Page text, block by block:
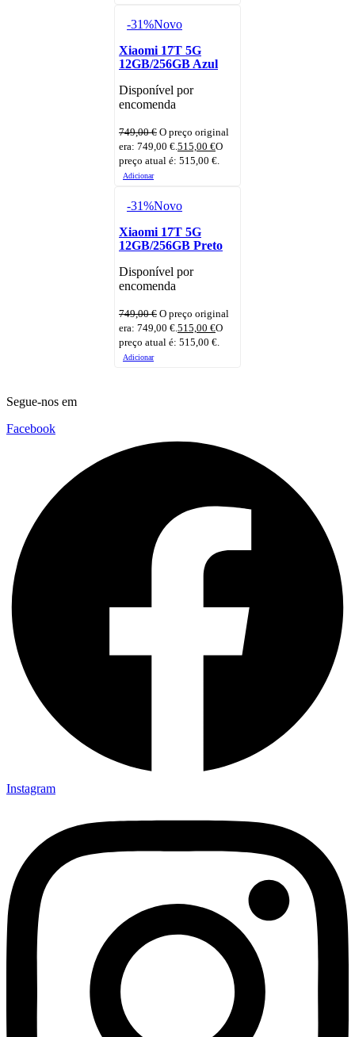
-31%Novo
Xiaomi 17T 5G
12GB/256GB Azul
Disponível por
encomenda
749,00€ O preço original
era: 749,00 €.515,00 €O
preço atual é: 515,00 €.
Adicionar
-31%Novo
Xiaomi 17T 5G
12GB/256GB Preto
Disponível por
encomenda
749,00€ O preço original
era: 749,00 €.515,00 €O
preço atual é: 515,00 €.
Adicionar
Segue-nos em
Facebook
Instagram